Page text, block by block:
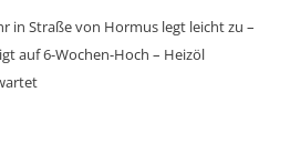
in Straße von Hormus legt leicht zu –
auf 6-Wochen-Hoch – Heizöl